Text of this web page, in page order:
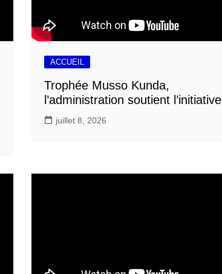
ACCUEIL
Trophée Musso Kunda,
l’administration soutient l’initiative
juillet 8, 2026